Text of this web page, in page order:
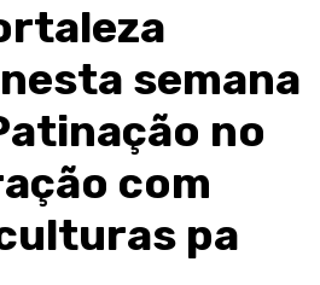
semana
no
com
pa